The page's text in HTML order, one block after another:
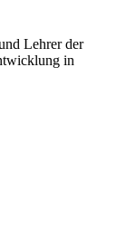
Lehrer der
in